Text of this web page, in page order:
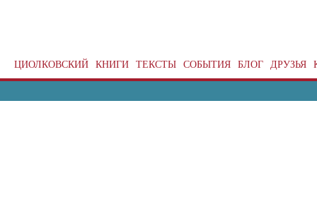
ЦИОЛКОВСКИЙ КНИГИ ТЕКСТЫ СОБЫТИЯ БЛОГ ДРУЗЬЯ